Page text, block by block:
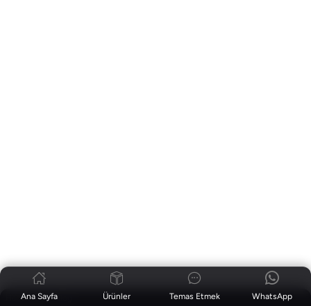
Haberler | Blog
Ana Sayfa Ürünler WhatsApp
Temas Etmek